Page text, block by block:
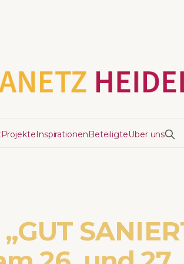
ProjekteInspirationenBeteiligteÜber uns